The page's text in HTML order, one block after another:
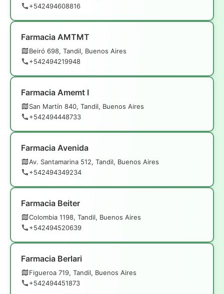
+542494608816
Farmacia AMTMT
Beiró 698, Tandil, Buenos Aires
+542494219948
Farmacia Amemt I
San Martín 840, Tandil, Buenos Aires
+542494448733
Farmacia Avenida
Av. Santamarina 512, Tandil, Buenos Aires
+542494349234
Farmacia Beiter
Colombia 1198, Tandil, Buenos Aires
+542494520639
Farmacia Berlari
Figueroa 719, Tandil, Buenos Aires
+542494451873